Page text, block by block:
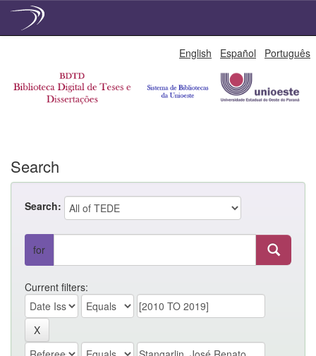
English Español Português
Search
Search:
for
Current filters: